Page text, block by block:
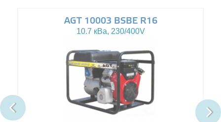
AGT 10003 BSBE R16
10.7 кВа, 230/400V